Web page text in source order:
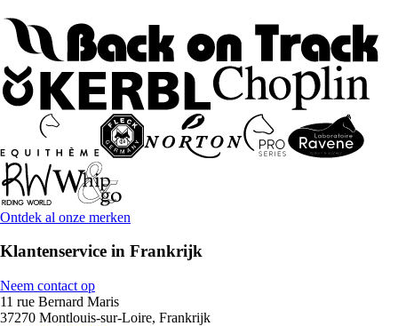
Ontdek al onze merken
Klantenservice in Frankrijk
Neem contact op
11 rue Bernard Maris
37270 Montlouis-sur-Loire, Frankrijk